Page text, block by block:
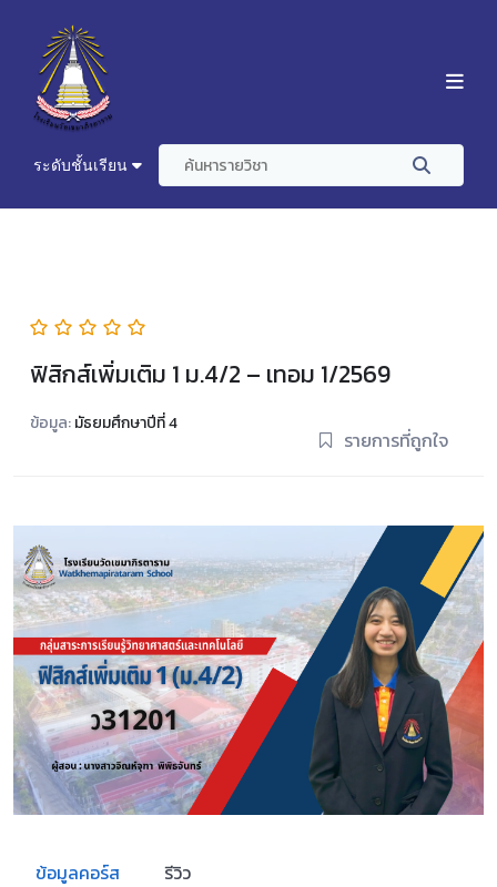
ระดับชั้นเรียน
ฟิสิกส์เพิ่มเติม 1 ม.4/2 – เทอม 1/2569
ข้อมูล:มัธยมศึกษาปีที่ 4
รายการที่ถูกใจ
ข้อมูลคอร์ส รีวิว